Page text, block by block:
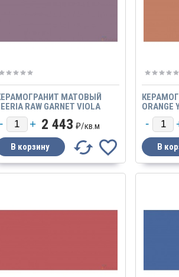
МАТОВЫЙ
RAW GARNET VIOLA
ФИОЛЕТОВЫЙ ГРАНАТ
2 443 ₽/кв.м
ЖЕЛТЫЙ